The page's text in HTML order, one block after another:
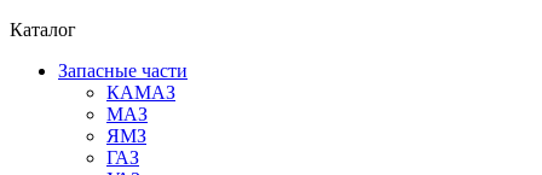
Каталог
Запасные части
КАМАЗ
МАЗ
ЯМЗ
ГАЗ